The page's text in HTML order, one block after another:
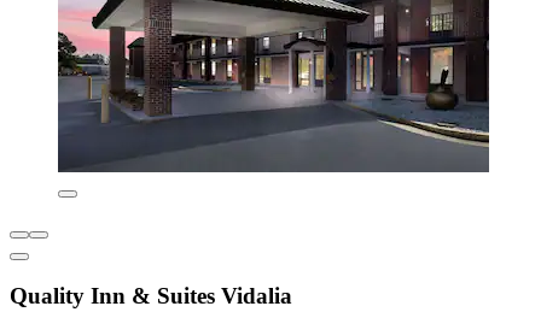
Quality Inn & Suites Vidalia